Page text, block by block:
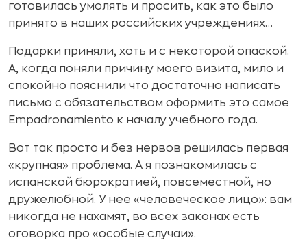
готовилась умолять и просить, как это было
принято в наших российских учреждениях…
Подарки приняли, хоть и с некоторой опаской.
А, когда поняли причину моего визита, мило и
спокойно пояснили что достаточно написать
письмо с обязательством оформить это самое
Empadronamiento к началу учебного года.
Вот так просто и без нервов решилась первая
«крупная» проблема. А я познакомилась с
испанской бюрократией, повсеместной, но
дружелюбной. У нее «человеческое лицо»: вам
никогда не нахамят, во всех законах есть
оговорка про «особые случаи».